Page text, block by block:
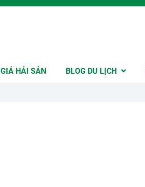
GIÁ HẢI SẢN BLOG DU LỊCH